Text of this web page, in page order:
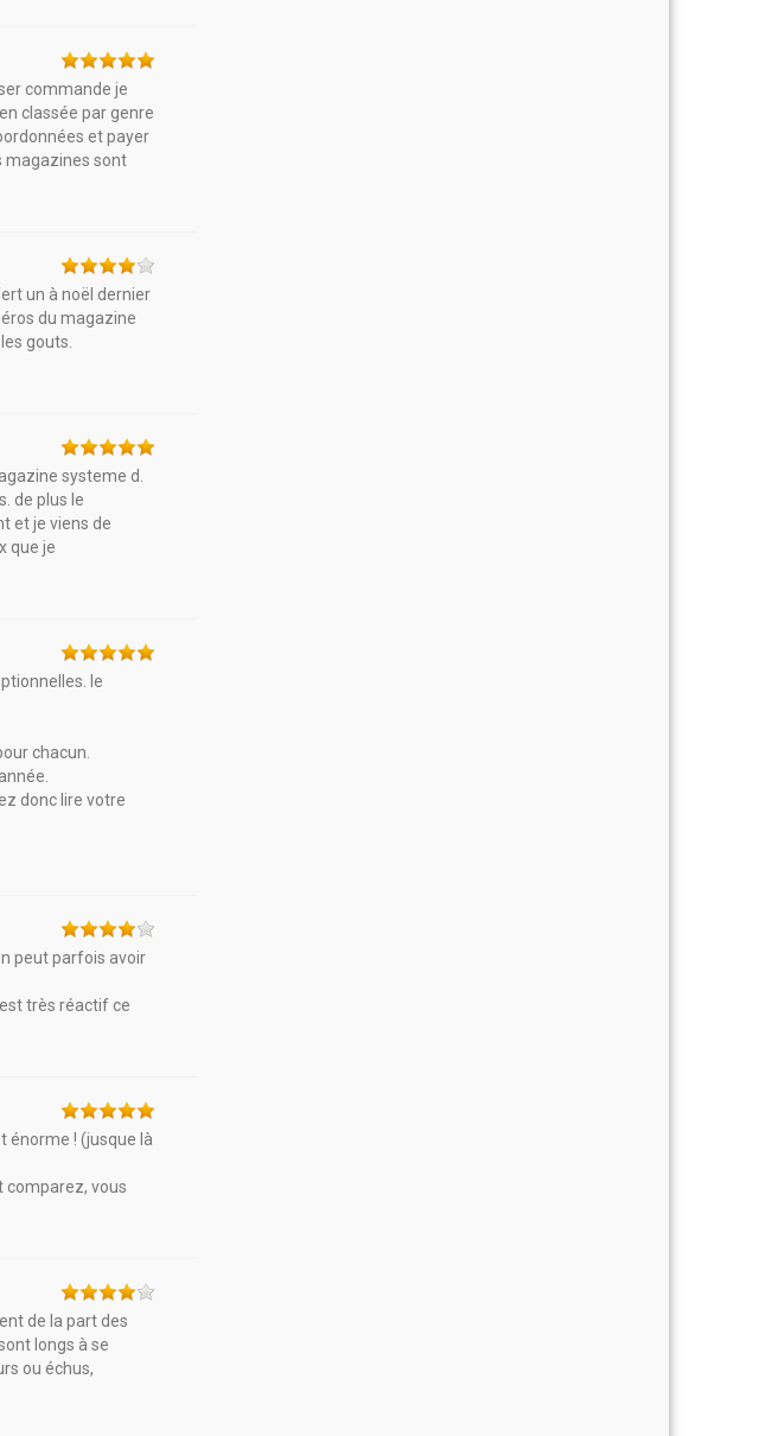
commande je
classée par genre
et payer
magazines sont
un à noël dernier
du magazine
gouts.
systeme d.
de plus le
et je viens de
que je
le
chacun.
donc lire votre
peut parfois avoir
très réactif ce
énorme ! (jusque là
comparez, vous
de la part des
longs à se
ou échus,